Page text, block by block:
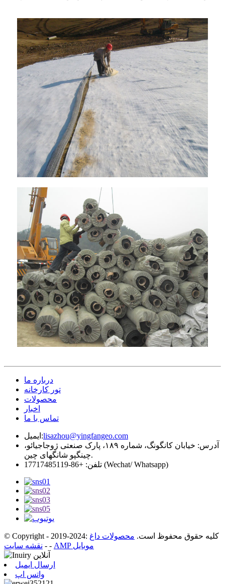
درباره ما
تور کارخانه
محصولات
اخبار
تماس با ما
ایمیل:lisazhou@yingfangeo.com
آدرس: خیابان کانگونگ، شماره ۱۸۹، پارک صنعتی ژوجاجیائو،
چینگپو شانگهای چین.
تلفن: +86-17717485119 (Wechat/ Whatsapp)
© Copyright - 2019-2024: کلیه حقوق محفوظ است. محصولات داغ
- نقشه سایت - AMP موبایل
ارسال ایمیل
واتس اپ